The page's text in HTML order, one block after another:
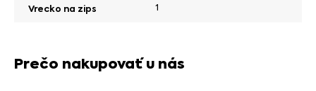
Vrecko na zips 1
Prečo nakupovať u nás